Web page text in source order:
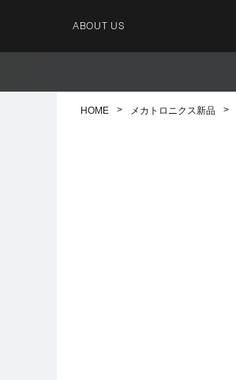
ABOUT US
HOME メカトロニクス新品